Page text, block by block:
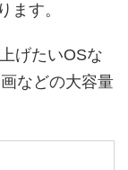
ます。
げたいOSな
などの大容量